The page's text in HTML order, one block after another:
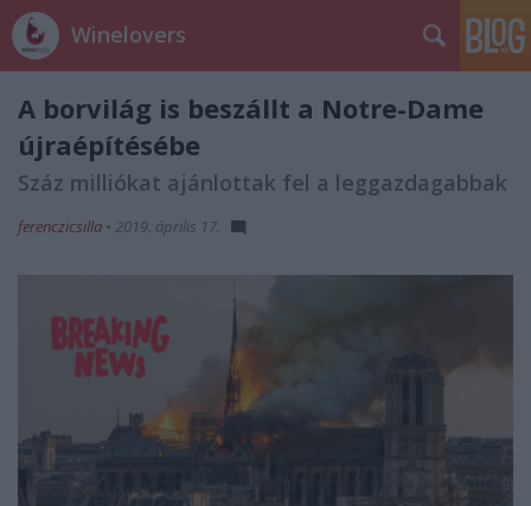
Winelovers
A borvilág is beszállt a Notre-Dame
újraépítésébe
Száz milliókat ajánlottak fel a leggazdagabbak
ferenczicsilla • 2019. április 17.